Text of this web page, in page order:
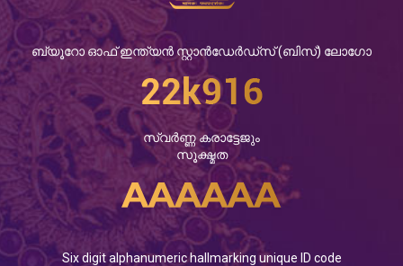
ബ്യൂറോ ഓഫ് ഇന്ത്യൻ സ്റ്റാൻഡേർഡ്സ് (ബിസ്) ലോഗോ
സ്വർണ്ണ കരാട്ടേജും
സൂക്ഷ്മത
Six digit alphanumeric hallmarking unique ID code